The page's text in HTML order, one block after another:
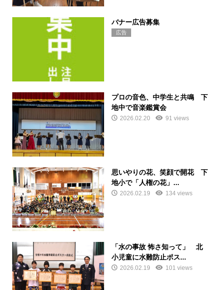
バナー広告募集
広告
プロの音色、中学生と共鳴 下
地中で音楽鑑賞会
2026.02.20 91 views
思いやりの花、笑顔で開花 下
地小で「人権の花」...
2026.02.19 134 views
「水の事故 怖さ知って」 北
小児童に水難防止ポス...
2026.02.19 101 views